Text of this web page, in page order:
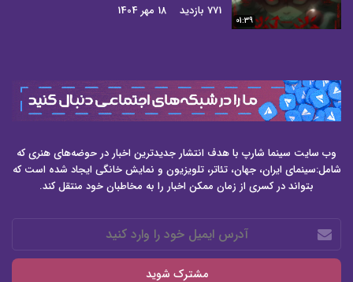
01:39
771 بازدید
18 مهر 1404
وب سایت سینما شارپ با هدف انتشار جدیدترین اخبار در حوضه‌های هنری که
شامل:سینمای ایران، جهان، تئاتر، تلویزیون و نمایش خانگی ایجاد شده است که
بتواند در کسری از زمان ممکن اخبار را به مخاطبان خود منتقل کند.
آدرس
ایمیل
خود